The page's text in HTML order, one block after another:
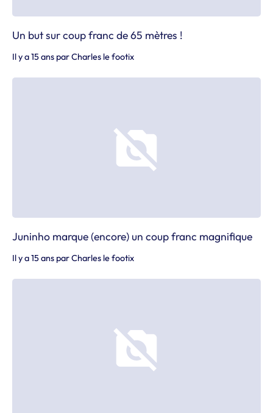
Un but sur coup franc de 65 mètres !
Il y a 15 ans parCharles le footix
Juninho marque (encore) un coup franc magnifique
Il y a 15 ans parCharles le footix